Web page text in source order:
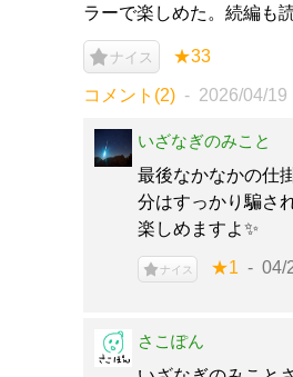
ラーで楽しめた。続編も
ナイス ★33
コメント(2) 2026/04/19
いざなぎのみこと
最後なかなかの仕
分はすっかり騙さ
楽しめますよ✨
ナイス ★1 04/
さこぽん